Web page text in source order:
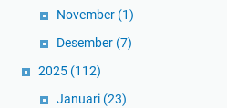
November (1)
Desember (7)
2025 (112)
Januari (23)